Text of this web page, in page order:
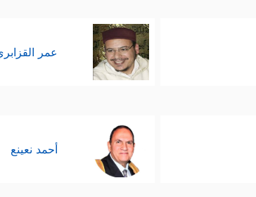
عمر
أحمد نعينع